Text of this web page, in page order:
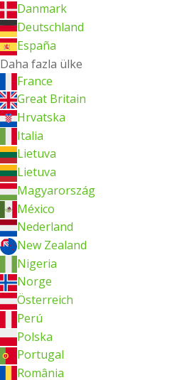
Danmark
Deutschland
España
Daha fazla ülke
France
Great Britain
Hrvatska
Italia
Lietuva
Lietuva
Magyarország
México
Nederland
New Zealand
Nigeria
Norge
Österreich
Perú
Polska
Portugal
România